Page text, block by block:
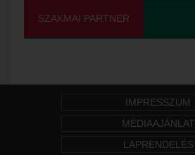
SZAKMAI PARTNER
IMPRESSZUM
MÉDIAAJÁNLAT
LAPRENDELÉS